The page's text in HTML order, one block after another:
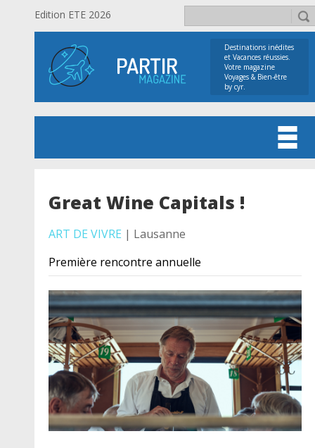
Edition ETE 2026
Destinations inédites
et Vacances réussies.
Votre magazine
Voyages & Bien-être
by cyr.
Great Wine Capitals !
ART DE VIVRE | Lausanne
Première rencontre annuelle